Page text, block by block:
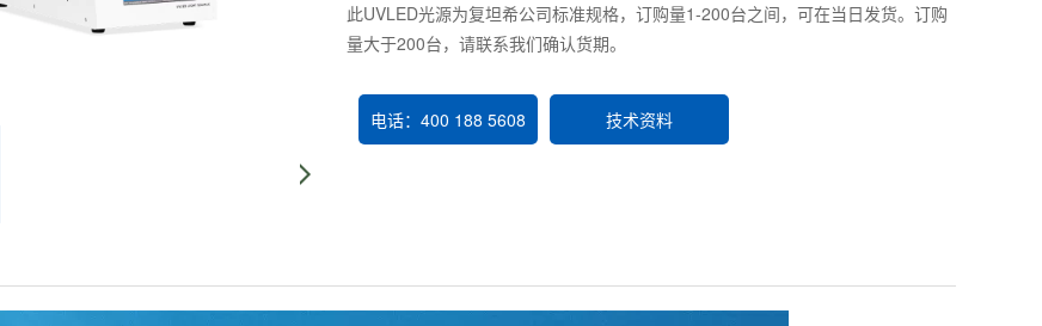
此UVLED光源为复坦希公司标准规格，订购量1-200台之间，可在当日发货。订购
量大于200台，请联系我们确认货期。
电话：400 188 5608 技术资料